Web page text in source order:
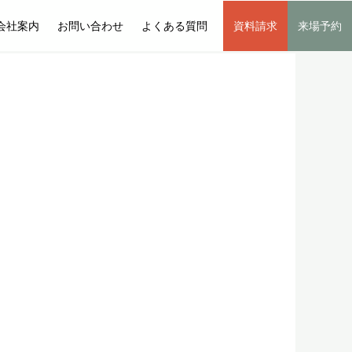
社案内 お問い合わせ よくある質問 資料請求 来場予約